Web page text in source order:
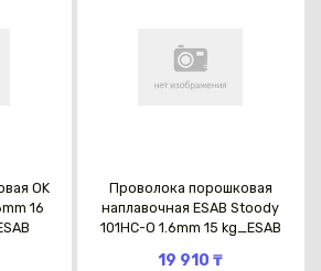
OK
16
Проволока порошковая
наплавочная ESAB Stoody
101HC-O 1.6mm 15 kg_ESAB
19 910 ₸